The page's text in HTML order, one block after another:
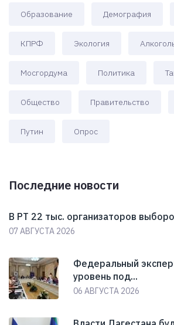
Образование Демография
КПРФ Экология
Мосгордума Политика
Общество Правительство
Путин Опрос
Последние новости
В РТ 22 тыс. организаторов
07 АВГУСТА 2026
Федеральный
уровень под...
06 АВГУСТА 2026